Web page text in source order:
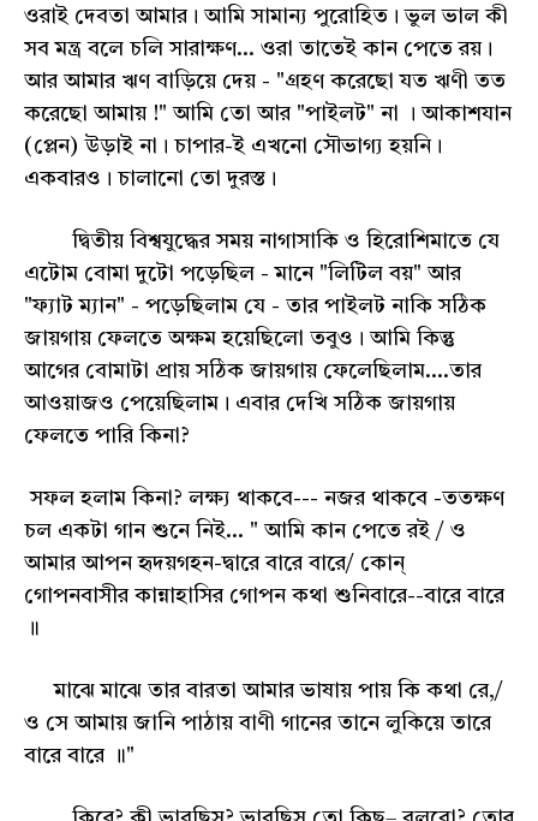
ওরাই দেবতা আমার। আমি সামান্য পুরোহিত। ভুল ভাল কী
সব মন্ত্র বলে চলি সারাক্ষণ... ওরা তাতেই কান পেতে রয়।
আর আমার ঋণ বাড়িয়ে দেয় - "গ্রহণ করেছো যত ঋণী তত
করেছো আমায় !" আমি তো আর "পাইলট" না । আকাশযান
(প্লেন) উড়াই না। চাপার-ই এখনো সৌভাগ্য হয়নি।
একবারও। চালানো তো দুরস্ত।
দ্বিতীয় বিশ্বযুদ্ধের সময় নাগাসাকি ও হিরোশিমাতে যে
এটোম বোমা দুটো পড়েছিল - মানে "লিটিল বয়" আর
"ফ্যাট ম্যান" - পড়েছিলাম যে - তার পাইলট নাকি সঠিক
জায়গায় ফেলতে অক্ষম হয়েছিলো তবুও। আমি কিন্তু
আগের বোমাটা প্রায় সঠিক জায়গায় ফেলেছিলাম....তার
আওয়াজও পেয়েছিলাম। এবার দেখি সঠিক জায়গায়
ফেলতে পারি কিনা?
সফল হলাম কিনা? লক্ষ্য থাকবে--- নজর থাকবে -ততক্ষণ
চল একটা গান শুনে নিই... " আমি কান পেতে রই / ও
আমার আপন হৃদয়গহন-দ্বারে বারে বারে/ কোন্‌
গোপনবাসীর কান্নাহাসির গোপন কথা শুনিবারে--বারে বারে
॥
মাঝে মাঝে তার বারতা আমার ভাষায় পায় কি কথা রে,/
ও সে আমায় জানি পাঠায় বাণী গানের তানে লুকিয়ে তারে
বারে বারে ॥"